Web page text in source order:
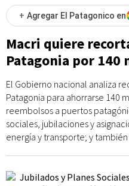
+ Agregar El Patagonico en
Macri quiere
Patagonia por 140
El Gobierno nacional analiza
Patagonia para ahorrarse 140
reembolsos a puertos
sociales, jubilaciones y
energía y transporte; y